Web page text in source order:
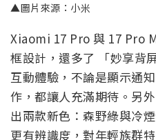
▲圖片來源：小米
Xiaomi 17 Pro 與 17 Pro
框設計，還多了 「妙享背
互動體驗，不論是顯示通
作，都讓人充滿期待。另
出兩款新色：森野綠與冷
更有辨識度，對年輕族群